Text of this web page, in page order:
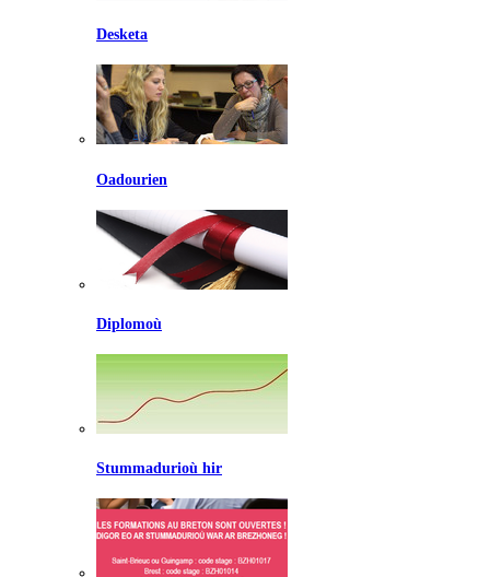
Desketa
Oadourien
Diplomoù
Stummadurioù hir